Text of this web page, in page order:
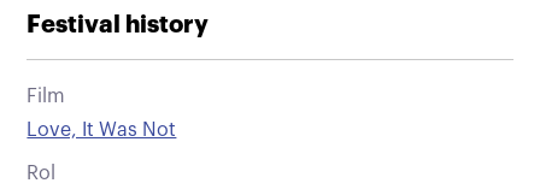
Festival history
Film
Love, It Was Not
Rol